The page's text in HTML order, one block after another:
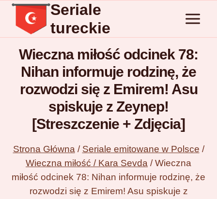
Przejdź
treści
Seriale
tureckie
Wieczna miłość odcinek 78:
Nihan informuje rodzinę, że
rozwodzi się z Emirem! Asu
spiskuje z Zeynep!
[Streszczenie + Zdjęcia]
Strona Główna / Seriale emitowane w Polsce /
Wieczna miłość / Kara Sevda / Wieczna
miłość odcinek 78: Nihan informuje rodzinę, że
rozwodzi się z Emirem! Asu spiskuje z